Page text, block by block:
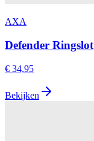
AXA
Defender Ringslot
€ 34,95
Bekijken